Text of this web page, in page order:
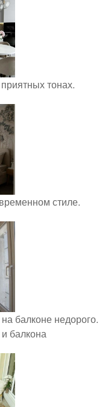
тонах.
стиле.
балконе недорого.
балкона